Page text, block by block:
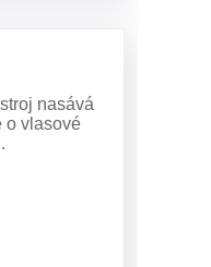
nasává
o vlasové